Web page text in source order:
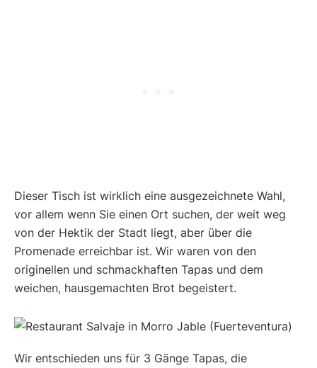
Dieser Tisch ist wirklich eine ausgezeichnete Wahl,
vor allem wenn Sie einen Ort suchen, der weit weg
von der Hektik der Stadt liegt, aber über die
Promenade erreichbar ist. Wir waren von den
originellen und schmackhaften Tapas und dem
weichen, hausgemachten Brot begeistert.
Wir entschieden uns für 3 Gänge Tapas, die